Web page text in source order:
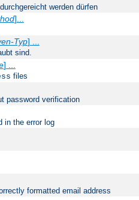
werden dürfen
]...
Typ] ...
sind.
] ...
files
password verification
in the error log
formatted email address